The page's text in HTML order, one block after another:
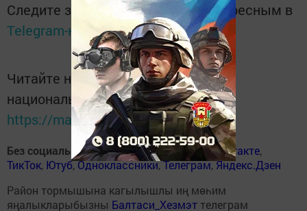
Следите за самым важным и интересным в
Telegram-каналеТатмедиа
Читайте новости Татарстана в
национальном мессенджере MАХ:
https://max.ru/tatmedia
Без социаль челтәрләрдә:ВКонтакте,ВКонтакте,
ТикТок, Ютуб,Одноклассники,Телеграм,Яндекс.Дзен
Район тормышына кагылышлы иң мөһим
яңалыкларыбызны Балтаси_Хезмэт телеграм